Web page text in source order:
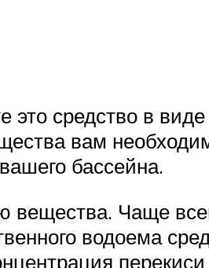
средство в
вам
бассейна.
вещества. Чаще
водоема